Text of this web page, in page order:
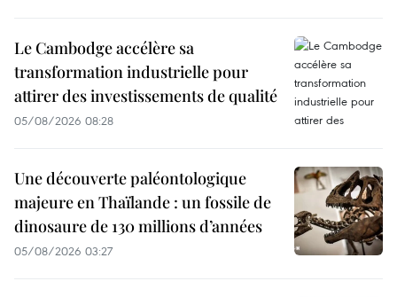
Le Cambodge accélère sa
transformation industrielle pour
attirer des investissements de qualité
05/08/2026 08:28
Une découverte paléontologique
majeure en Thaïlande : un fossile de
dinosaure de 130 millions d’années
05/08/2026 03:27